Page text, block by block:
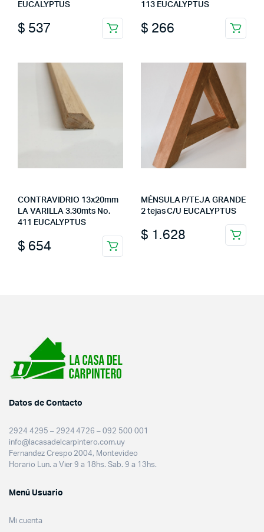
EUCALYPTUS
$ 537
113 EUCALYPTUS
$ 266
CONTRAVIDRIO 13x20mm
LA VARILLA 3.30mts No.
411 EUCALYPTUS
$ 654
MÉNSULA P/TEJA GRANDE
2 tejas C/U EUCALYPTUS
$ 1.628
Datos de Contacto
2924 4295 – 2924 4726 – 092 500 001
info@lacasadelcarpintero.com.uy
Fernandez Crespo 2004, Montevideo
Horario Lun. a Vier 9 a 18hs. Sab. 9 a 13hs.
Menú Usuario
Mi cuenta